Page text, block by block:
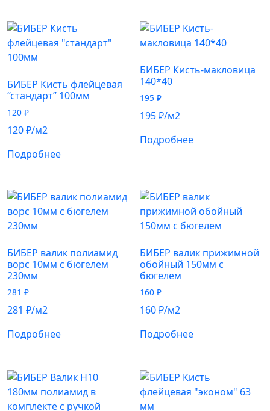
БИБЕР Кисть флейцевая
“стандарт” 100мм
120 ₽
120₽/м2
Подробнее
БИБЕР Кисть-макловица
140*40
195₽
195₽/м2
Подробнее
БИБЕР валик полиамид
ворс 10мм с бюгелем
230мм
281 ₽
281 ₽/м2
Подробнее
БИБЕР валик прижимной
обойный 150мм с
бюгелем
160₽
160₽/м2
Подробнее